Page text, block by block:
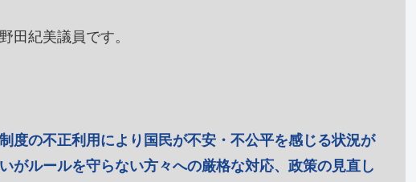
田紀美議員です。
度の不正利用により国民が不安・不公平を感じる状況が
がルールを守らない方々への厳格な対応、政策の見直し